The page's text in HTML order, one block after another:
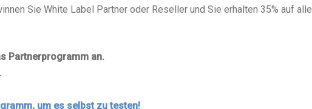
Sie White Label Partner oder Reseller und Sie erhalten 35% auf alle
Partnerprogramm an.
um es selbst zu testen!